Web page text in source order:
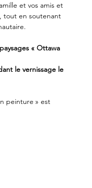
et vos amis et
tout en soutenant
« Ottawa
le vernissage le
peinture » est